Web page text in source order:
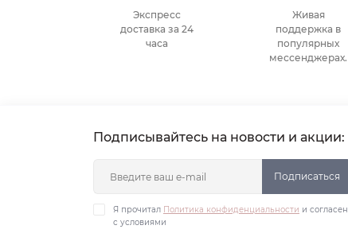
Экспресс
доставка за 24
часа
Живая
поддержка в
популярных
мессенджерах.
Подписывайтесь на новости и акции:
Подписаться
Я прочитал Политика конфиденциальности и согласен
с условиями